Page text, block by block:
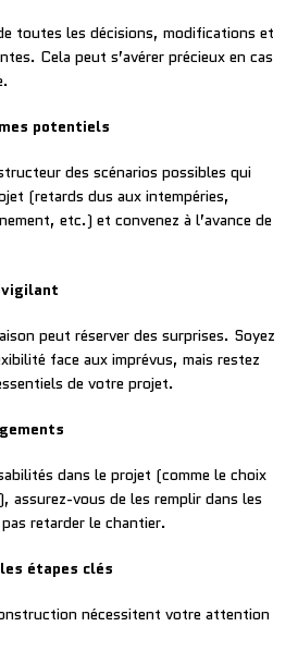
toutes les décisions, modifications et
Cela peut s’avérer précieux en cas
potentiels
des scénarios possibles qui
(retards dus aux intempéries,
etc.) et convenez à l’avance de
peut réserver des surprises. Soyez
face aux imprévus, mais restez
de votre projet.
dans le projet (comme le choix
assurez-vous de les remplir dans les
retarder le chantier.
étapes clés
nécessitent votre attention